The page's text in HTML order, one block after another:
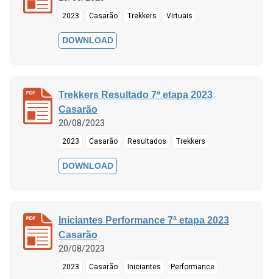
2023 Casarão Trekkers Virtuais
DOWNLOAD
Trekkers Resultado 7ª etapa 2023
Casarão
20/08/2023
2023 Casarão Resultados Trekkers
DOWNLOAD
Iniciantes Performance 7ª etapa 2023
Casarão
20/08/2023
2023 Casarão Iniciantes Performance